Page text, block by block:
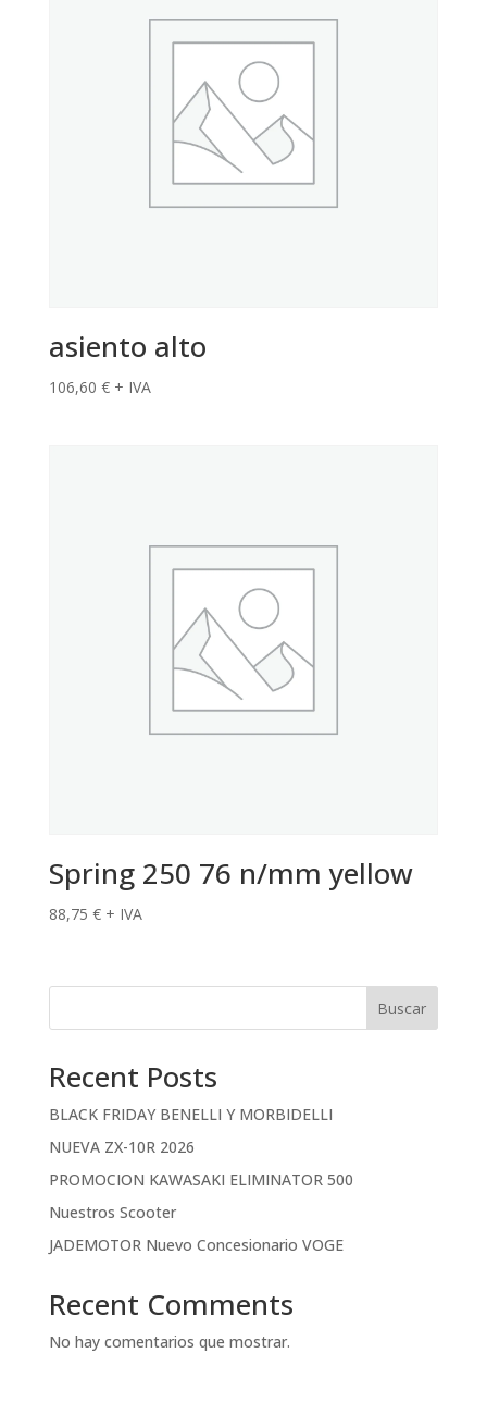
asiento alto
106,60 € + IVA
Spring 250 76 n/mm yellow
88,75 € + IVA
Buscar
Recent Posts
BLACK FRIDAY BENELLI Y MORBIDELLI
NUEVA ZX-10R 2026
PROMOCION KAWASAKI ELIMINATOR 500
Nuestros Scooter
JADEMOTOR Nuevo Concesionario VOGE
Recent Comments
No hay comentarios que mostrar.